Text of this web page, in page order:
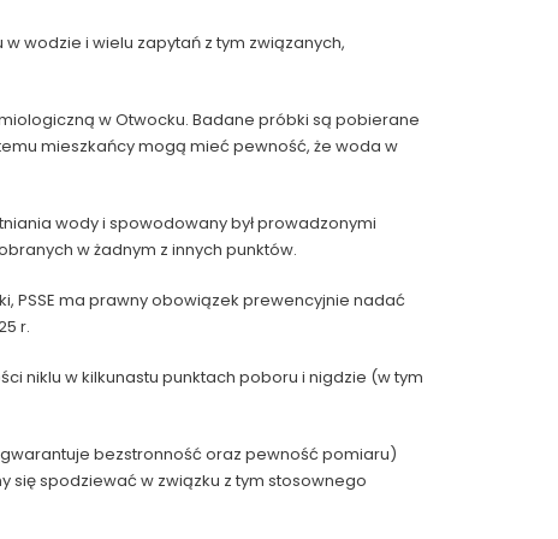
wodzie i wielu zapytań z tym związanych,
w Otwocku. Badane próbki są pobierane
mieszkańcy mogą mieć pewność, że woda w
wody i spowodowany był prowadzonymi
w żadnym z innych punktów.
PSSE ma prawny obowiązek prewencyjnie nadać
r.
niklu w kilkunastu punktach poboru i nigdzie (w tym
bezstronność oraz pewność pomiaru)
się spodziewać w związku z tym stosownego